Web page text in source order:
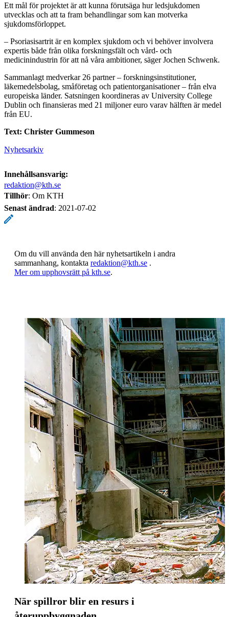
Ett mål för projektet är att kunna förutsäga hur ledsjukdomen
utvecklas och att ta fram behandlingar som kan motverka
sjukdomsförloppet.
– Psoriasisartrit är en komplex sjukdom och vi behöver involvera
expertis både från olika forskningsfält och vård- och
medicinindustrin för att nå våra ambitioner, säger Jochen Schwenk.
Sammanlagt medverkar 26 partner – forskningsinstitutioner,
läkemedelsbolag, småföretag och patientorganisationer – från elva
europeiska länder. Satsningen koordineras av University College
Dublin och finansieras med 21 miljoner euro varav hälften är medel
från EU.
Text: Christer Gummeson
Nyhetsarkiv
Innehållsansvarig:
redaktion@kth.se
Tillhör: Om KTH
Senast ändrad: 2021-07-02
Om du vill använda den här nyhetsartikeln i andra
sammanhang, kontakta redaktion@kth.se .
​​​​​​​Mer om upphovsrätt på kth.se​​​​​​​​​​​​​​.
När spillror blir en resurs i